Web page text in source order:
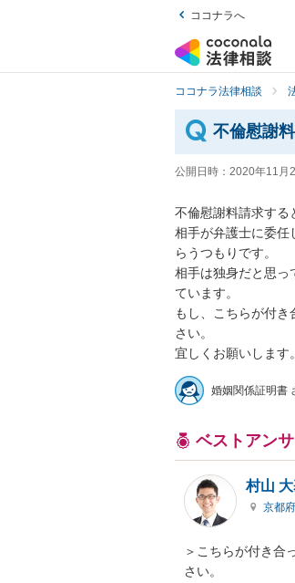
ココナラへ
ココナラ法律相談
不倫慰謝
公開日時： 2020年11月
不倫慰謝料請求する
相手が弁護士に委任
らうつもりです。
相手は独身だと思っ
ています。
もし、こちらが付
さい。
婚姻関係証明書
ベストアン
村山
京都府
＞こちらが付き合
さい。